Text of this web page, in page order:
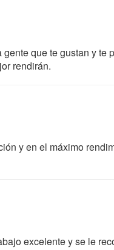
que te gustan y
rendirán.
y en el máximo
excelente y se le